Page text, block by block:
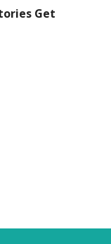
Get